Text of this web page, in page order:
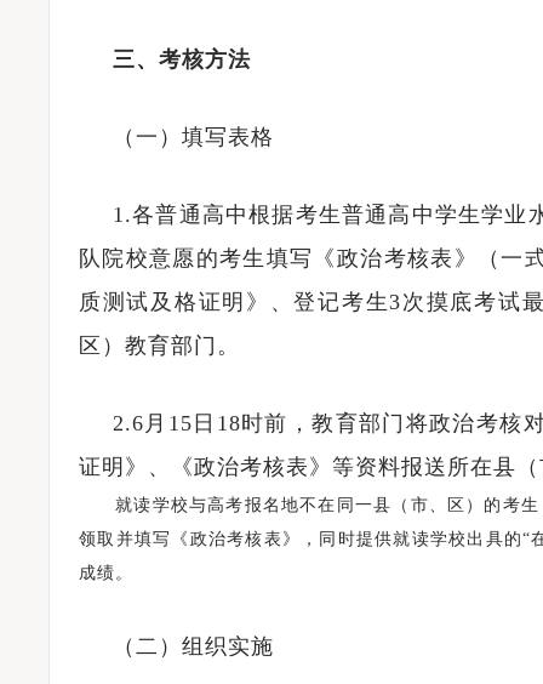
三、考核方法
（一）填写表格
1.各普通高中根据考生普通高中学生学业
队院校意愿的考生填写《政治考核表》（一
质测试及格证明》、登记考生3次摸底考试
区）教育部门。
2.6月15日18时前，教育部门将政治考核
证明》、《政治考核表》等资料报送所在县
就读学校与高考报名地不在同一县（市、区）的考生
领取并填写《政治考核表》，同时提供就读学校出具的
成绩。
（二）组织实施